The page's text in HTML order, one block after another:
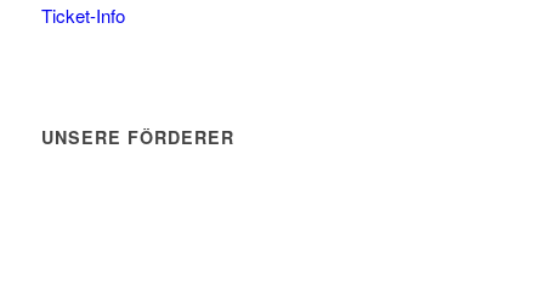
Ticket-Info
UNSERE FÖRDERER